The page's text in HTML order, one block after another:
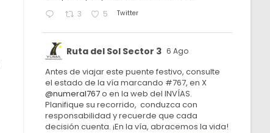
3 5 Twitter
Ruta del Sol Sector 3 6 Ago
Antes de viajar este puente festivo, consulte
el estado de la vía marcando #767, en X
@numeral767o en la web del INVÍAS.
Planifique su recorrido, conduzca con
responsabilidad y recuerde que cada
decisión cuenta. ¡En la vía, abracemos la vida!